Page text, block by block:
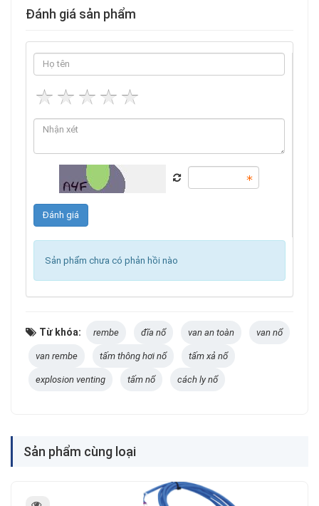
Đánh giá sản phẩm
Sản phẩm chưa có phản hồi nào
Từ khóa: rembe đĩa nổ van an toàn van nổ
van rembe tấm thông hơi nổ tấm xả nổ
explosion venting tấm nổ cách ly nổ
Sản phẩm cùng loại